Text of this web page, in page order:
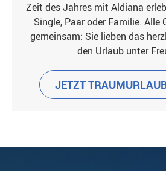
Zeit des Jahres mit Aldiana
Single, Paar oder Familie. Alle
gemeinsam: Sie lieben das
den Urlaub unter
JETZT